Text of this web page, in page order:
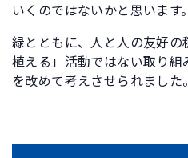
いくのではないかと思います。
緑とともに、人と人の友好の
植える」活動ではない取り組
を改めて考えさせられました。